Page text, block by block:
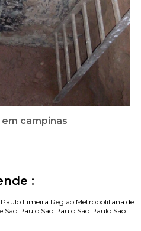
campinas
:
Paulo Limeira Região Metropolitana de
São Paulo São Paulo São Paulo São